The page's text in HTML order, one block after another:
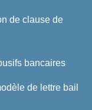
de clause de
bancaires
de lettre bail